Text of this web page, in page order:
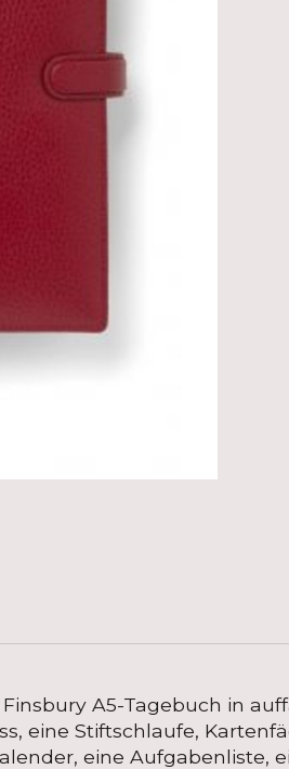
A5-Tagebuch in
eine Stiftschlaufe,
eine Aufgabenliste,